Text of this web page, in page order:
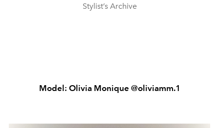
Stylist’s Archive
Model: Olivia Monique @oliviamm.1